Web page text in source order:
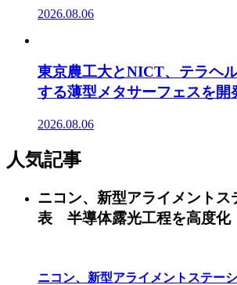
2026.08.06
東京農工大とNICT、テラヘ
する薄型メタサーフェスを開
2026.08.06
人気記事
ニコン、新型アライメントス
表 半導体露光工程を高度化
ニコン、新型アライメントステー